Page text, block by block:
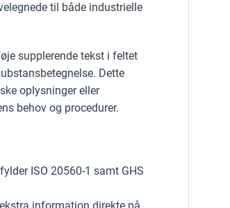
til både industrielle
supplerende tekst i feltet
Dette
oplysninger eller
behov og procedurer.
ISO 20560-1 samt GHS